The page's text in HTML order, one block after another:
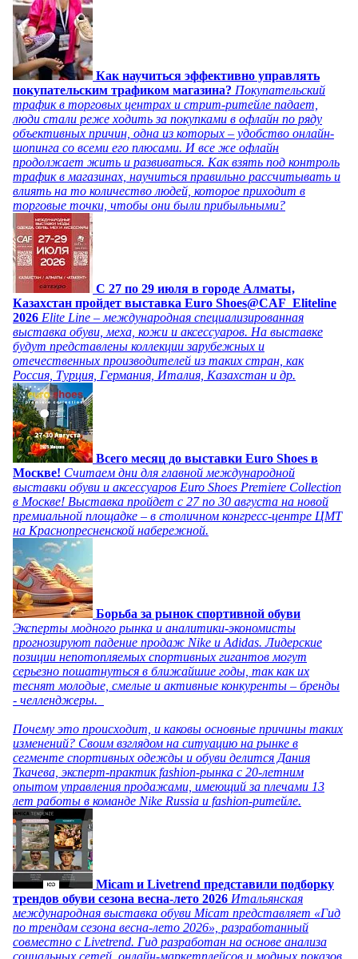
Как научиться эффективно управлять
покупательским трафиком магазина? Покупательский
трафик в торговых центрах и стрит-ритейле падает,
люди стали реже ходить за покупками в офлайн по ряду
объективных причин, одна из которых – удобство онлайн-
шопинга со всеми его плюсами. И все же офлайн
продолжает жить и развиваться. Как взять под контроль
трафик в магазинах, научиться правильно рассчитывать и
влиять на то количество людей, которое приходит в
торговые точки, чтобы они были прибыльными?
C 27 по 29 июля в городе Алматы,
Казахстан пройдет выставка Euro Shoes@CAF_Eliteline
2026 Elite Line – международная специализированная
выставка обуви, меха, кожи и аксессуаров. На выставке
будут представлены коллекции зарубежных и
отечественных производителей из таких стран, как
Россия, Турция, Германия, Италия, Казахстан и др.
Всего месяц до выставки Euro Shoes в
Москве! Считаем дни для главной международной
выставки обуви и аксессуаров Euro Shoes Premiere Collection
в Москве! Выставка пройдет с 27 по 30 августа на новой
премиальной площадке – в столичном конгресс-центре ЦМТ
на Краснопресненской набережной.
Борьба за рынок спортивной обуви
Эксперты модного рынка и аналитики-экономисты
прогнозируют падение продаж Nike и Adidas. Лидерские
позиции непотопляемых спортивных гигантов могут
серьезно пошатнуться в ближайшие годы, так как их
теснят молодые, смелые и активные конкуренты – бренды
- челленджеры.
Почему это происходит, и каковы основные причины таких
изменений? Своим взглядом на ситуацию на рынке в
сегменте спортивных одежды и обуви делится Дания
Ткачева, эксперт-практик fashion-рынка с 20-летним
опытом управления продажами, имеющий за плечами 13
лет работы в команде Nike Russia и fashion-ритейле.
Micam и Livetrend представили подборку
трендов обуви сезона весна-лето 2026 Итальянская
международная выставка обуви Micam представляет «Гид
по трендам сезона весна-лето 2026», разработанный
совместно с Livetrend. Гид разработан на основе анализа
социальных сетей, онлайн-маркетплейсов и модных показов,